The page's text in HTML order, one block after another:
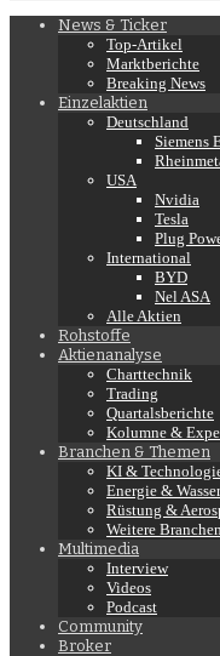
News & Ticker
Top-Artikel
Marktberichte
Breaking News
Einzelaktien
Deutschland
Siemens
USA
Nvidia
Tesla
Plug
International
BYD
Nel ASA
Alle Aktien
Rohstoffe
Aktienanalyse
Charttechnik
Trading
Quartalsberichte
Kolumne &
Branchen & Themen
KI &
Energie &
Rüstung &
Weitere Branchen
Multimedia
Interview
Videos
Podcast
Community
Broker